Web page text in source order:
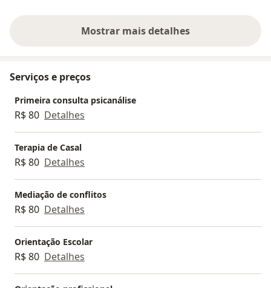
Mostrar mais detalhes
sobre a experiência
Serviços e preços
Primeira consulta psicanálise
R$ 80 Detalhes
Terapia de Casal
R$ 80 Detalhes
Mediação de conflitos
R$ 80 Detalhes
Orientação Escolar
R$ 80 Detalhes